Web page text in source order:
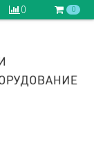
0 0